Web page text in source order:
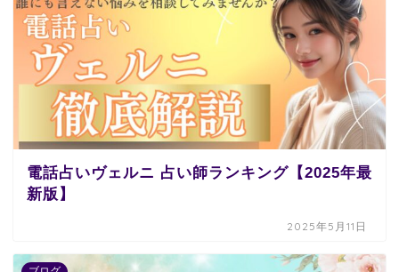
電話占いヴェルニ 占い師ランキング【2025年最
新版】
2025年5月11日